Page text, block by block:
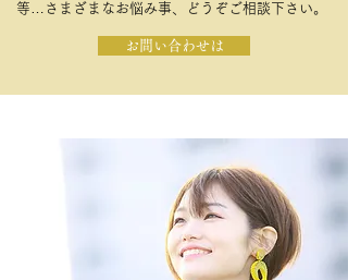
等…さまざまなお悩み事、どうぞご相談下さい。
お問い合わせは